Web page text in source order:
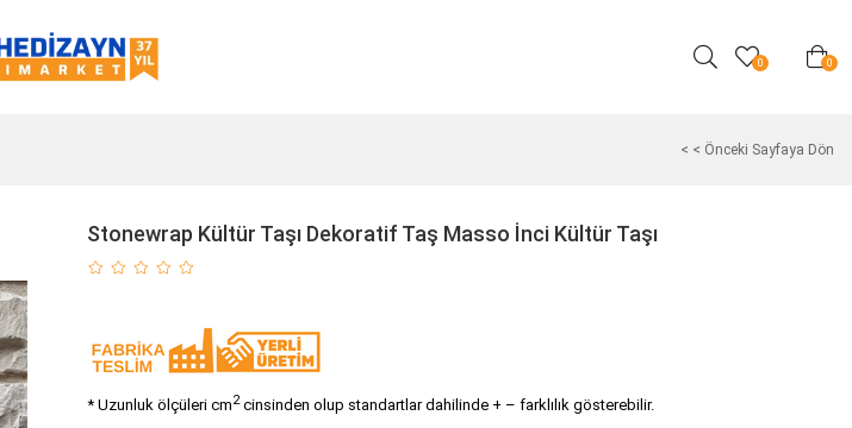
0 0
< < Önceki Sayfaya Dön
Stonewrap Kültür Taşı Dekoratif Taş Masso İnci Kültür Taşı
* Uzunluk ölçüleri cm2cinsinden olup standartlar dahilinde + – farklılık gösterebilir.